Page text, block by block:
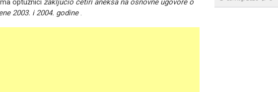
optužnici zaključio četiri aneksa na osnovne ugovore o
2003. i 2004. godine.